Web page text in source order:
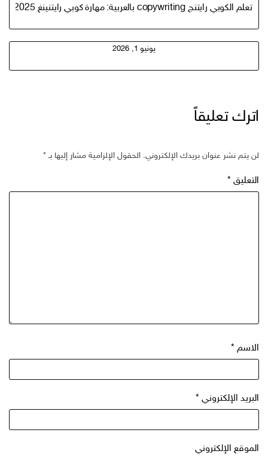
تعلم الكوبي رايتنج copywriting بالعربية: مهارة كوبي رايتنينغ 2025 التي ستحقق لك 1000$ شهريًا وأكثر!
يونيو 1, 2026
اترك تعليقاً
لن يتم نشر عنوان بريدك الإلكتروني. الحقول الإلزامية مشار إليها بـ*
التعليق *
الاسم *
البريد الإلكتروني *
الموقع الإلكتروني